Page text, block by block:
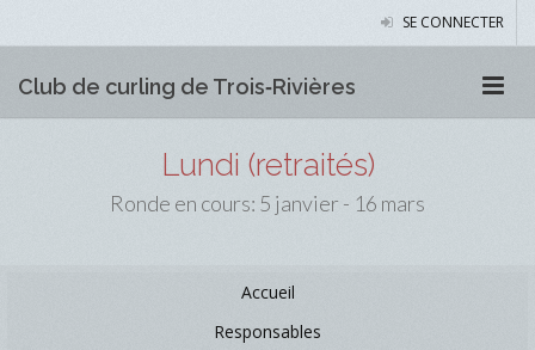
SE CONNECTER
Club de curling de Trois‑Rivières
Lundi (retraités)
Ronde en cours: 5 janvier - 16 mars
Accueil
Responsables